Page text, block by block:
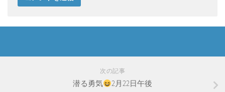
次の記事
潜る勇気 2月22日午後